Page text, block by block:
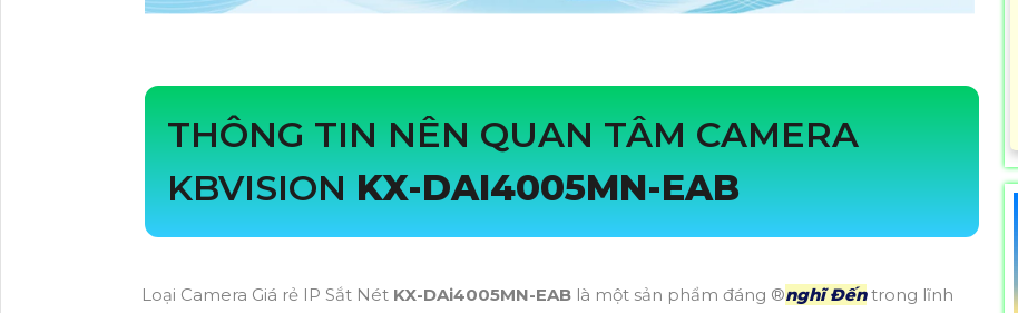
THÔNG TIN NÊN QUAN TÂM CAMERA
KBVISIONKX-DAI4005MN-EAB
Loại Camera Giá rẻ IP Sắt Nét KX-DAi4005MN-EAB là một sản phẩm đáng ®️nghĩ Đếntrong lĩnh